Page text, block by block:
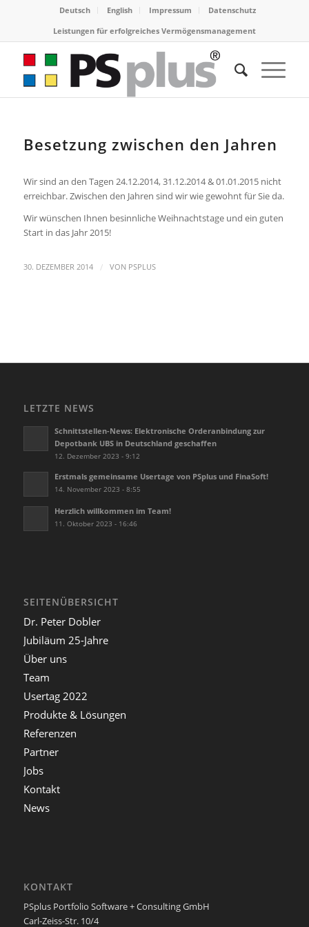
Deutsch English Impressum
Datenschutz
Leistungen für erfolgreiches Vermögensmanagement
Besetzung zwischen den Jahren
Wir sind an den Tagen 24.12.2014, 31.12.2014 & 01.01.2015 nicht
erreichbar. Zwischen den Jahren sind wir wie gewohnt für Sie da.
Wir wünschen Ihnen besinnliche Weihnachtstage und ein guten
Start in das Jahr 2015!
30. DEZEMBER 2014 / VON PSPLUS
LETZTE NEWS
Schnittstellen-News: Elektronische Orderanbindung zur
Depotbank UBS in Deutschland geschaffen
12. Dezember 2023 - 9:12
Erstmals gemeinsame Usertage von PSplus und FinaSoft!
14. November 2023 - 8:55
Herzlich willkommen im Team!
11. Oktober 2023 - 16:46
SEITENÜBERSICHT
Dr. Peter Dobler
Jubiläum 25-Jahre
Über uns
Team
Usertag 2022
Produkte & Lösungen
Referenzen
Partner
Jobs
Kontakt
News
KONTAKT
PSplus Portfolio Software + Consulting GmbH
Carl-Zeiss-Str. 10/4